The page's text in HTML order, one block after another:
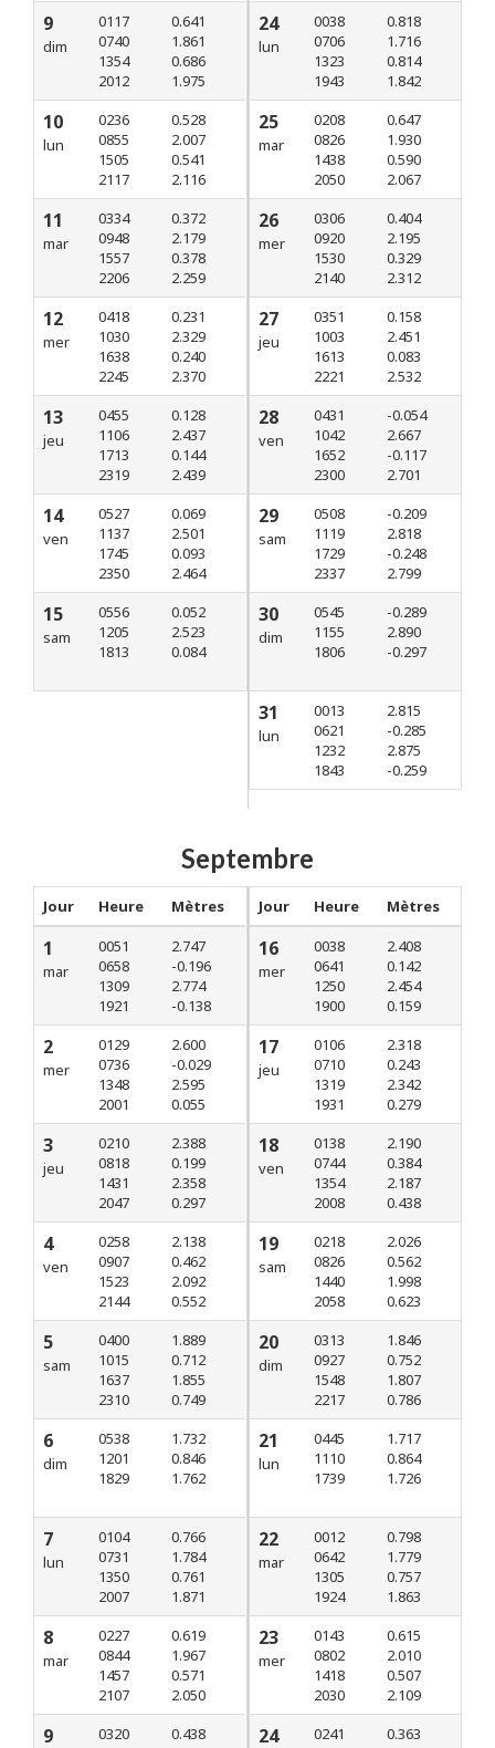
9
dim
0117
0740
1354
2012
0.641
1.861
0.686
1.975
10
lun
0236
0855
1505
2117
0.528
2.007
0.541
2.116
11
mar
0334
0948
1557
2206
0.372
2.179
0.378
2.259
12
mer
0418
1030
1638
2245
0.231
2.329
0.240
2.370
13
jeu
0455
1106
1713
2319
0.128
2.437
0.144
2.439
14
ven
0527
1137
1745
2350
0.069
2.501
0.093
2.464
15
sam
0556
1205
1813
0.052
2.523
0.084
24
lun
0038
0706
1323
1943
0.818
1.716
0.814
1.842
25
mar
0208
0826
1438
2050
0.647
1.930
0.590
2.067
26
mer
0306
0920
1530
2140
0.404
2.195
0.329
2.312
27
jeu
0351
1003
1613
2221
0.158
2.451
0.083
2.532
28
ven
0431
1042
1652
2300
-0.054
2.667
-0.117
2.701
29
sam
0508
1119
1729
2337
-0.209
2.818
-0.248
2.799
30
dim
0545
1155
1806
-0.289
2.890
-0.297
31
lun
0013
0621
1232
1843
2.815
-0.285
2.875
-0.259
Septembre
Jour Heure Mètres
1
mar
0051
0658
1309
1921
2.747
-0.196
2.774
-0.138
2
mer
0129
0736
1348
2001
2.600
-0.029
2.595
0.055
3
jeu
0210
0818
1431
2047
2.388
0.199
2.358
0.297
4
ven
0258
0907
1523
2144
2.138
0.462
2.092
0.552
5
sam
0400
1015
1637
2310
1.889
0.712
1.855
0.749
6
dim
0538
1201
1829
1.732
0.846
1.762
7
lun
0104
0731
1350
2007
0.766
1.784
0.761
1.871
8
mar
0227
0844
1457
2107
0.619
1.967
0.571
2.050
9
0320
0.438
Jour Heure Mètres
16
mer
0038
0641
1250
1900
2.408
0.142
2.454
0.159
17
jeu
0106
0710
1319
1931
2.318
0.243
2.342
0.279
18
ven
0138
0744
1354
2008
2.190
0.384
2.187
0.438
19
sam
0218
0826
1440
2058
2.026
0.562
1.998
0.623
20
dim
0313
0927
1548
2217
1.846
0.752
1.807
0.786
21
lun
0445
1110
1739
1.717
0.864
1.726
22
mar
0012
0642
1305
1924
0.798
1.779
0.757
1.863
23
mer
0143
0802
1418
2030
0.615
2.010
0.507
2.109
24
0241
0.363